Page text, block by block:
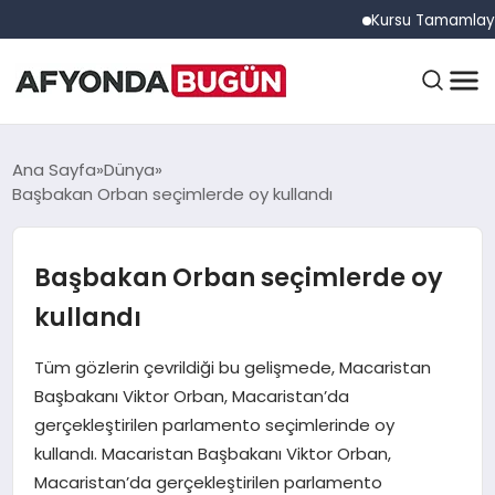
Kursu Tamamlayan
ANASAYFA
EĞITIM
DÜNYA
Ana Sayfa Dünya
Başbakan Orban seçimlerde oy kullandı
Başbakan Orban seçimlerde oy
kullandı
Tüm gözlerin çevrildiği bu gelişmede, Macaristan
Başbakanı Viktor Orban, Macaristan’da
gerçekleştirilen parlamento seçimlerinde oy
kullandı. Macaristan Başbakanı Viktor Orban,
Macaristan’da gerçekleştirilen parlamento